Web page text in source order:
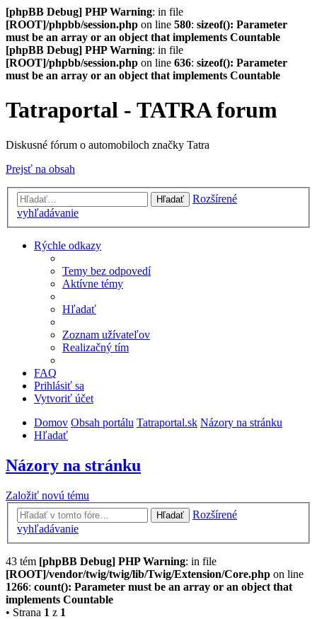
[phpBB Debug] PHP Warning: in file
[ROOT]/phpbb/session.php on line 580: sizeof(): Parameter
must be an array or an object that implements Countable
[phpBB Debug] PHP Warning: in file
[ROOT]/phpbb/session.php on line 636: sizeof(): Parameter
must be an array or an object that implements Countable
Tatraportal - TATRA forum
Diskusné fórum o automobiloch značky Tatra
Prejsť na obsah
Hľadať
Rozšírené
vyhľadávanie
Rýchle odkazy
Temy bez odpovedí
Aktívne témy
Hľadať
Zoznam užívateľov
Realizačný tím
FAQ
Prihlásiť sa
Vytvoriť účet
Domov Obsah portálu Tatraportal.sk Názory na stránku
Hľadať
Názory na stránku
Založiť novú tému
Hľadať
Rozšírené
vyhľadávanie
43 tém [phpBB Debug] PHP Warning: in file
[ROOT]/vendor/twig/twig/lib/Twig/Extension/Core.php on line
1266: count(): Parameter must be an array or an object that
implements Countable
• Strana 1 z 1